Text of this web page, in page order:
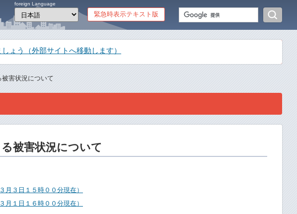
foreign Language
緊急時表示テキスト版
ょう（外部サイトへ移動します）
害状況について
被害状況について
３日１５時００分現在）
１日１６時００分現在）